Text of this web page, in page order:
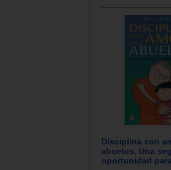
Disciplina con
abuelos. Una
oportunidad